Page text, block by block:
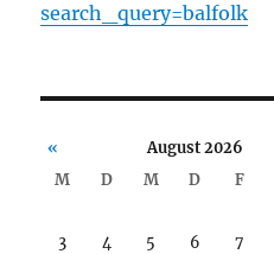
search_query=balfolk
« August 2026
M
D M D F
3
4 5 6 7